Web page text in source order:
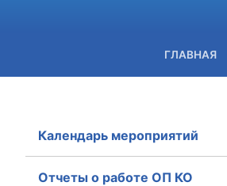
ГЛАВНАЯ
Календарь мероприятий
Отчеты о работе ОП КО